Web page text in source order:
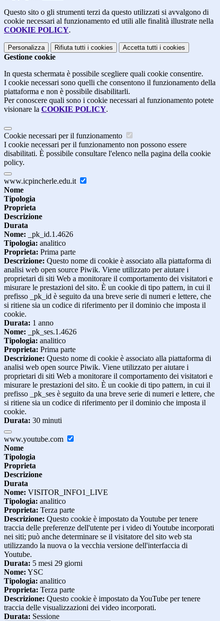
Questo sito o gli strumenti terzi da questo utilizzati si avvalgono di
cookie necessari al funzionamento ed utili alle finalità illustrate nella
COOKIE POLICY.
Personalizza Rifiuta tutti i cookies Accetta tutti i cookies
Gestione cookie
In questa schermata è possibile scegliere quali cookie consentire.
I cookie necessari sono quelli che consentono il funzionamento della
piattaforma e non è possibile disabilitarli.
Per conoscere quali sono i cookie necessari al funzionamento potete
visionare la COOKIE POLICY.
Cookie necessari per il funzionamento
I cookie necessari per il funzionamento non possono essere
disabilitati. È possibile consultare l'elenco nella pagina della cookie
policy.
www.icpincherle.edu.it
Nome
Tipologia
Proprieta
Descrizione
Durata
Nome: _pk_id.1.4626
Tipologia: analitico
Proprieta: Prima parte
Descrizione: Questo nome di cookie è associato alla piattaforma di
analisi web open source Piwik. Viene utilizzato per aiutare i
proprietari di siti Web a monitorare il comportamento dei visitatori e
misurare le prestazioni del sito. È un cookie di tipo pattern, in cui il
prefisso _pk_id è seguito da una breve serie di numeri e lettere, che
si ritiene sia un codice di riferimento per il dominio che imposta il
cookie.
Durata: 1 anno
Nome: _pk_ses.1.4626
Tipologia: analitico
Proprieta: Prima parte
Descrizione: Questo nome di cookie è associato alla piattaforma di
analisi web open source Piwik. Viene utilizzato per aiutare i
proprietari di siti Web a monitorare il comportamento dei visitatori e
misurare le prestazioni del sito. È un cookie di tipo pattern, in cui il
prefisso _pk_ses è seguito da una breve serie di numeri e lettere, che
si ritiene sia un codice di riferimento per il dominio che imposta il
cookie.
Durata: 30 minuti
www.youtube.com
Nome
Tipologia
Proprieta
Descrizione
Durata
Nome: VISITOR_INFO1_LIVE
Tipologia: analitico
Proprieta: Terza parte
Descrizione: Questo cookie è impostato da Youtube per tenere
traccia delle preferenze dell'utente per i video di Youtube incorporati
nei siti; può anche determinare se il visitatore del sito web sta
utilizzando la nuova o la vecchia versione dell'interfaccia di
Youtube.
Durata: 5 mesi 29 giorni
Nome: YSC
Tipologia: analitico
Proprieta: Terza parte
Descrizione: Questo cookie è impostato da YouTube per tenere
traccia delle visualizzazioni dei video incorporati.
Durata: Sessione